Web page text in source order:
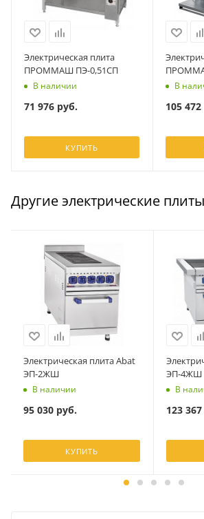
Электрическая плита
ПРОММАШ ПЭ-0,51СП
В наличии
71 976 руб.
КУПИТЬ
В
105 472
Другие электрические плиты
Электрическая плита Abat
ЭП-2ЖШ
В наличии
95 030руб.
КУПИТЬ
ЭП-4ЖШ
В
123 367